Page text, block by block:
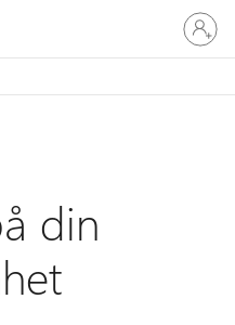
Logga
in
på
konto
din